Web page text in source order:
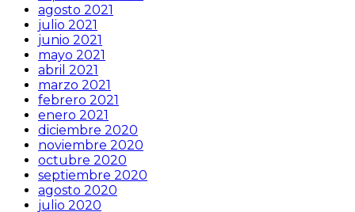
agosto 2021
julio 2021
junio 2021
mayo 2021
abril 2021
marzo 2021
febrero 2021
enero 2021
diciembre 2020
noviembre 2020
octubre 2020
septiembre 2020
agosto 2020
julio 2020